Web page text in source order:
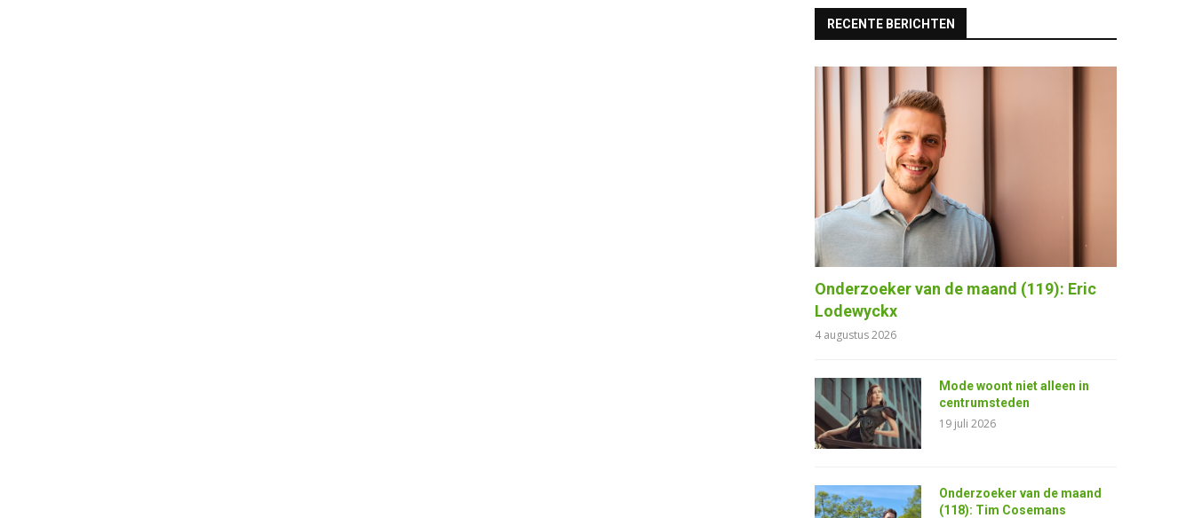
RECENTE BERICHTEN
Onderzoeker van de maand (119): Eric
Lodewyckx
4 augustus 2026
Mode woont niet alleen in
centrumsteden
19 juli 2026
Onderzoeker van de maand
(118): Tim Cosemans